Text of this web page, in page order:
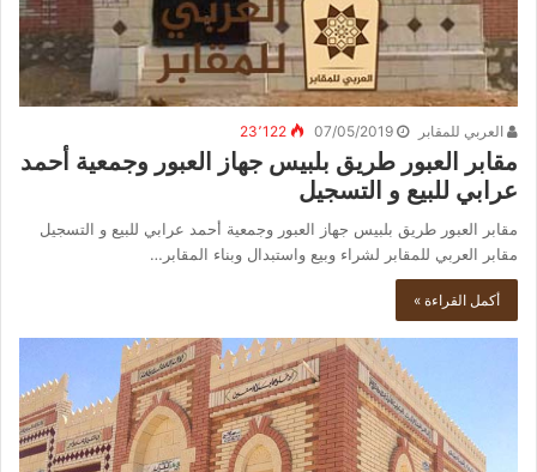
العربي للمقابر 07/05/2019 23٬122
مقابر العبور طريق بلبيس جهاز العبور وجمعية أحمد
عرابي للبيع و التسجيل
مقابر العبور طريق بلبيس جهاز العبور وجمعية أحمد عرابي للبيع و التسجيل
مقابر العربي للمقابر لشراء وبيع واستبدال وبناء المقابر…
أكمل القراءة »